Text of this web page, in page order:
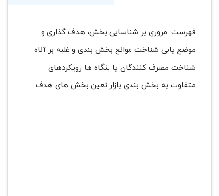
فهرست: مروری بر شناسایی بخش، هدف گذاری و
موضع یابی شناخت موانع بخش بندی و غلبه بر آناه
شناخت مصرف کنندگان یا بنگاه ها رویکردهای
متفاوت به بخش بندی بازار تعین بخش های هدف